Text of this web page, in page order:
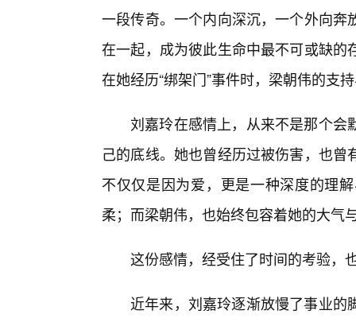
一段传奇。一个内向深沉，一个外向
在一起，成为彼此生命中最不可或缺
在她经历“绑架门”事件时，梁朝伟的支
刘嘉玲在感情上，从来不是那个会
己的底线。她也曾经历过被伤害，也
不仅仅是因为爱，更是一种深度的理
柔；而梁朝伟，也始终包容着她的大气
这份感情，经受住了时间的考验，
近年来，刘嘉玲逐渐放慢了事业